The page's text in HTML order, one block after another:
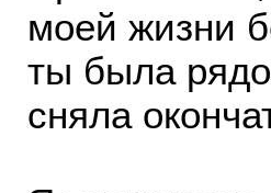
моей жизни
ты была
сняла